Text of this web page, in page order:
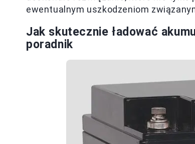
ewentualnym uszkodzeniom
Jak skutecznie ładować
poradnik